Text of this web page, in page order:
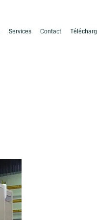
Services Contact